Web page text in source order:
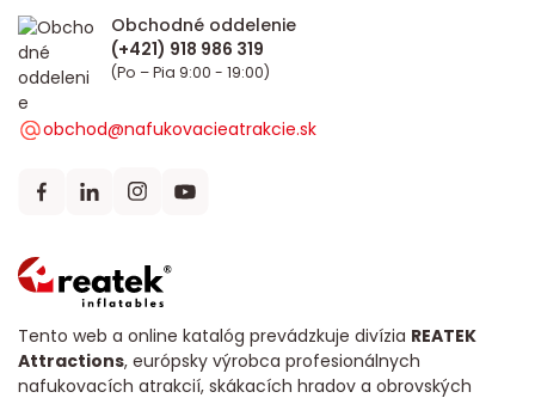
Tento web a online katalóg prevádzkuje divízia REATEK
Attractions, európsky výrobca profesionálnych
nafukovacích atrakcií, skákacích hradov a obrovských
Obchodné oddelenie
(Po – Pia 9:00 - 19:00)
obchod@nafukovacieatrakcie.sk